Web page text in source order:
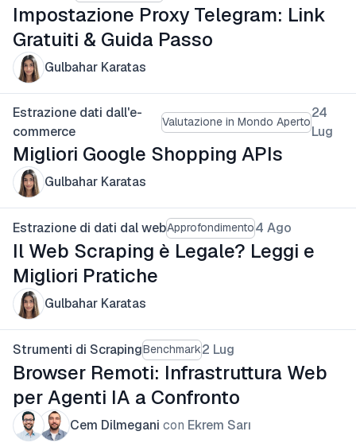
Impostazione Proxy Telegram: Link
Gratuiti & Guida Passo
Gulbahar Karatas
Estrazione dati dall'e-
commerce
Valutazione in Mondo Aperto
24
Lug
Migliori Google Shopping APIs
Gulbahar Karatas
Estrazione di dati dal webApprofondimento4 Ago
Il Web Scraping è Legale? Leggi e
Migliori Pratiche
Gulbahar Karatas
Strumenti di ScrapingBenchmark2 Lug
Browser Remoti: Infrastruttura Web
per Agenti IA a Confronto
Cem Dilmegani con Ekrem Sarı